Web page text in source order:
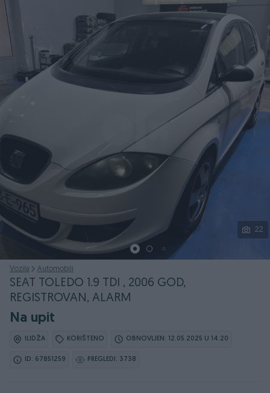
Podijeli
22
Vozila Automobili
SEAT TOLEDO 1.9 TDI , 2006 GOD,
REGISTROVAN, ALARM
Na upit
ILIDŽA KORIŠTENO OBNOVLJEN: 12.05.2025 U 14:20
ID: 67851259 PREGLEDI: 3738